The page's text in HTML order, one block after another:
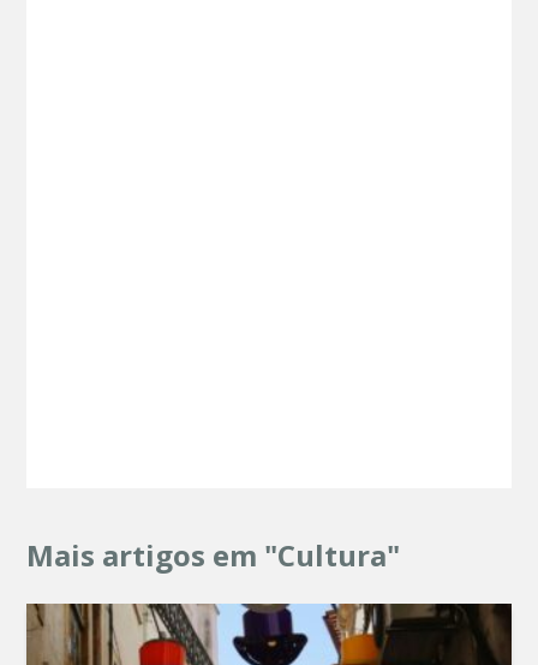
Mais artigos em "Cultura"